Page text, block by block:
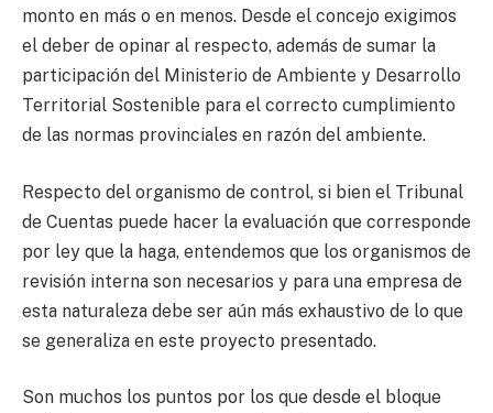
monto en más o en menos. Desde el concejo exigimos
el deber de opinar al respecto, además de sumar la
participación del Ministerio de Ambiente y Desarrollo
Territorial Sostenible para el correcto cumplimiento
de las normas provinciales en razón del ambiente.
Respecto del organismo de control, si bien el Tribunal
de Cuentas puede hacer la evaluación que corresponde
por ley que la haga, entendemos que los organismos de
revisión interna son necesarios y para una empresa de
esta naturaleza debe ser aún más exhaustivo de lo que
se generaliza en este proyecto presentado.
Son muchos los puntos por los que desde el bloque